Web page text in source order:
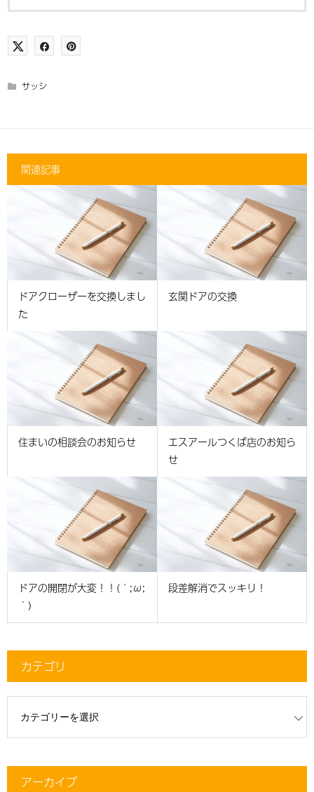
サッシ
関連記事
ドアクローザーを交換しまし
た
玄関ドアの交換
住まいの相談会のお知らせ
エスアールつくば店のお知ら
せ
ドアの開閉が大変！！(´;ω;
｀)
段差解消でスッキリ！
カテゴリ
アーカイブ